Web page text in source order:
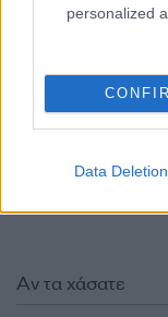
personalized
Data Deletion
Αν τα χάσατε